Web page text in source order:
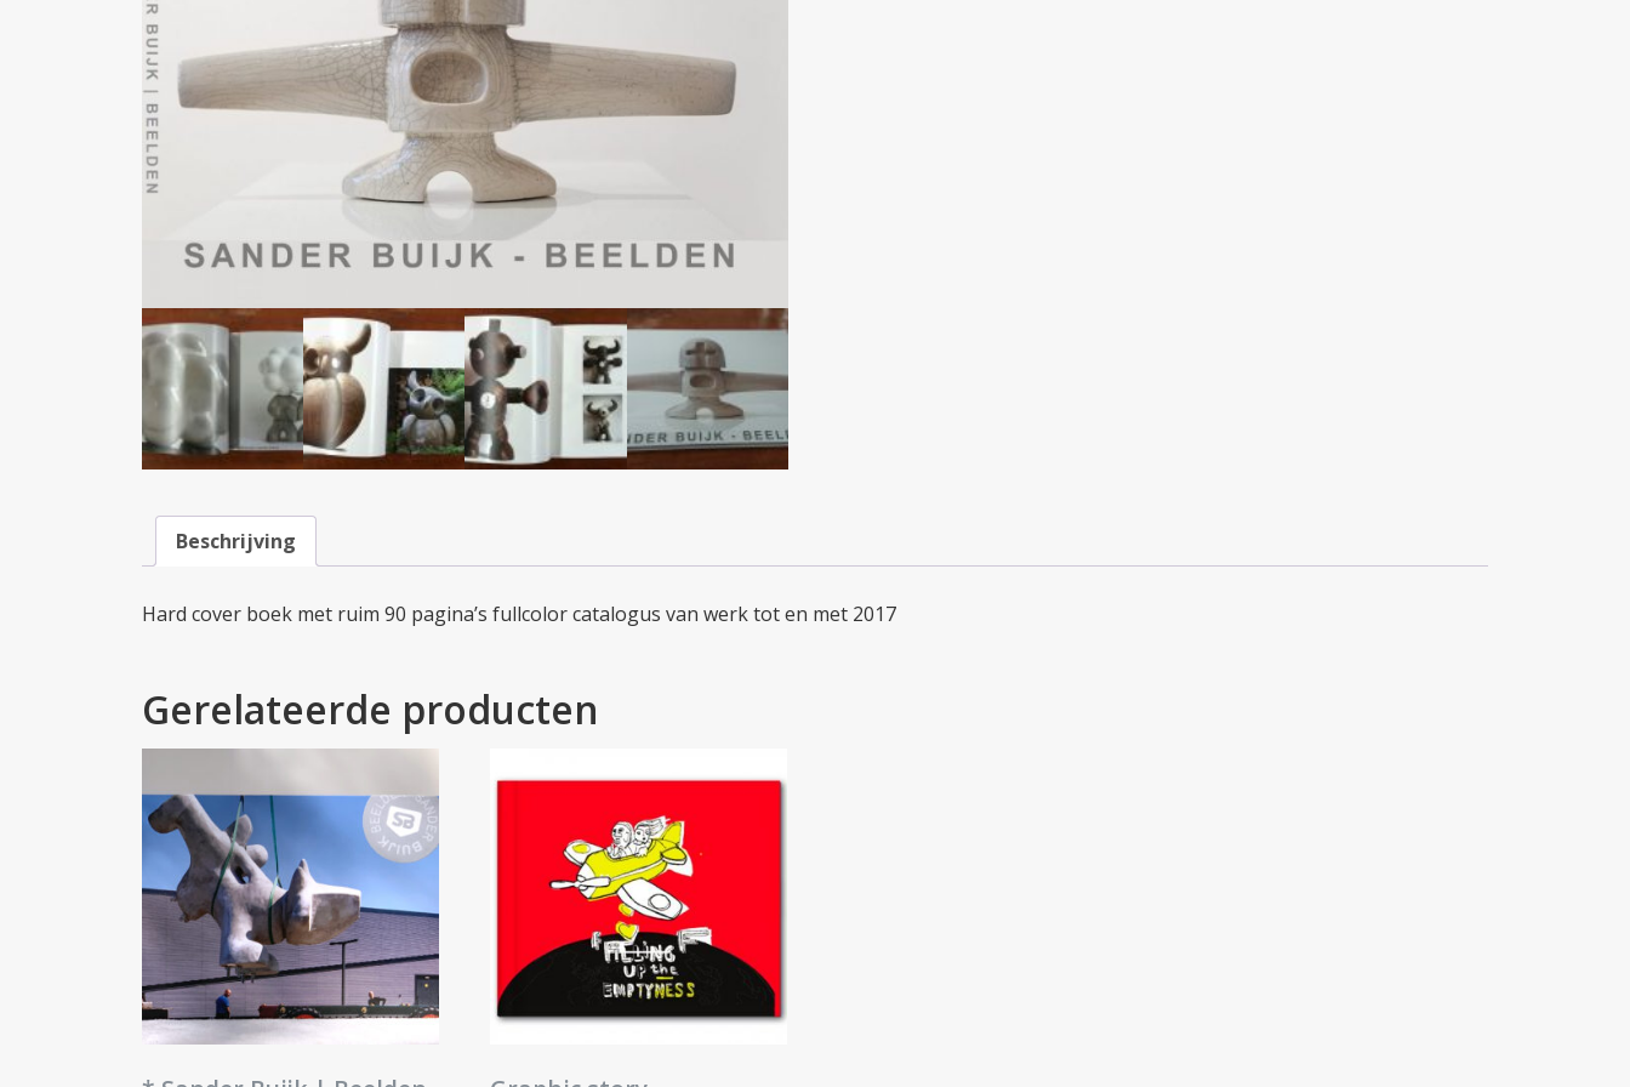
Beschrijving
Hard cover boek met ruim 90 pagina’s fullcolor catalogus van werk tot en met 2017
Gerelateerde producten